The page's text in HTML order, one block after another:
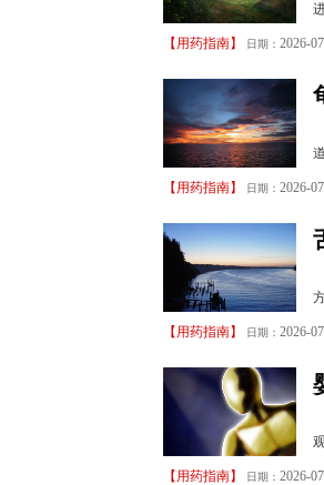
【 用药指南】 日期： 2026-
【 用药指南】 日期： 2026-
【 用药指南】 日期： 2026-
【 用药指南】 日期： 2026-